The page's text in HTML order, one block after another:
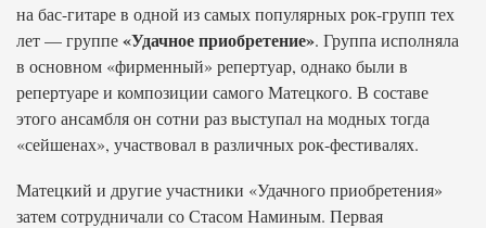
на бас-гитаре в одной из самых популярных рок-групп тех
лет — группе«Удачное приобретение». Группа исполняла
в основном «фирменный» репертуар, однако были в
репертуаре и композиции самого Матецкого. В составе
этого ансамбля он сотни раз выступал на модных тогда
«сейшенах», участвовал в различных рок-фестивалях.
Матецкий и другие участники «Удачного приобретения»
затем сотрудничали со Стасом Наминым. Первая